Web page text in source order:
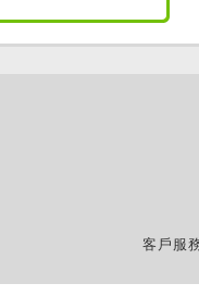
客戶服